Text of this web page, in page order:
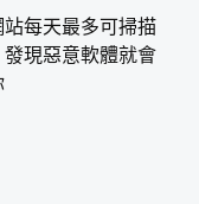
站每天最多可掃描
發現惡意軟體就會